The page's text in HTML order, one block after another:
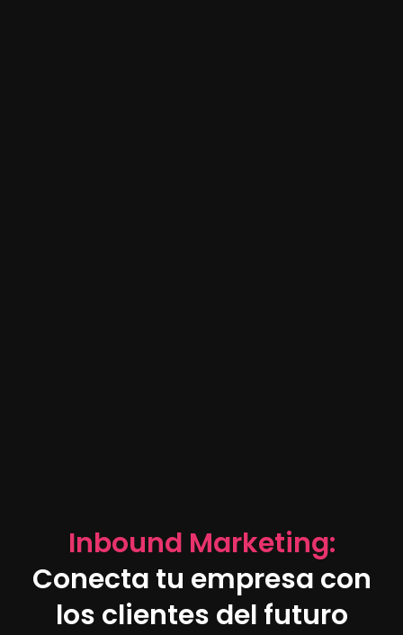
Inbound Marketing:
Conecta tu empresa con
los clientes del futuro